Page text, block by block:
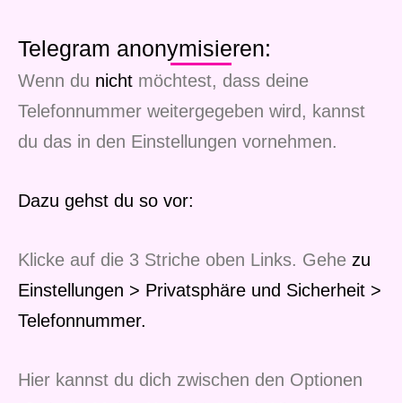
Telegram anonymisieren:
Wenn du nicht möchtest, dass deine
Telefonnummer weitergegeben wird, kannst
du das in den Einstellungen vornehmen.
Dazu gehst du so vor:
Klicke auf die 3 Striche oben Links. Gehe zu
Einstellungen > Privatsphäre und Sicherheit >
Telefonnummer.
Hier kannst du dich zwischen den Optionen